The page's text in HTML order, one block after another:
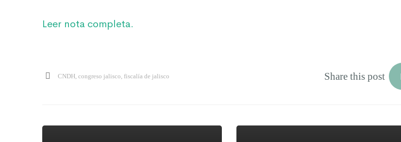
presupuesto
participación
Leer nota completa.
CNDH, congreso jalisco fiscalía de jalisco Share this post